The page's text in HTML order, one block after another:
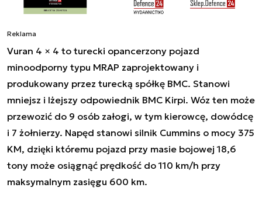
Reklama
Vuran 4 × 4 to turecki opancerzony pojazd
minoodporny typu MRAP zaprojektowany i
produkowany przez turecką spółkę BMC. Stanowi
mniejsz i lżejszy odpowiednik BMC Kirpi. Wóz ten może
przewozić do 9 osób załogi, w tym kierowcę, dowódcę
i 7 żołnierzy. Napęd stanowi silnik Cummins o mocy 375
KM, dzięki któremu pojazd przy masie bojowej 18,6
tony może osiągnąć prędkość do 110 km/h przy
maksymalnym zasięgu 600 km.